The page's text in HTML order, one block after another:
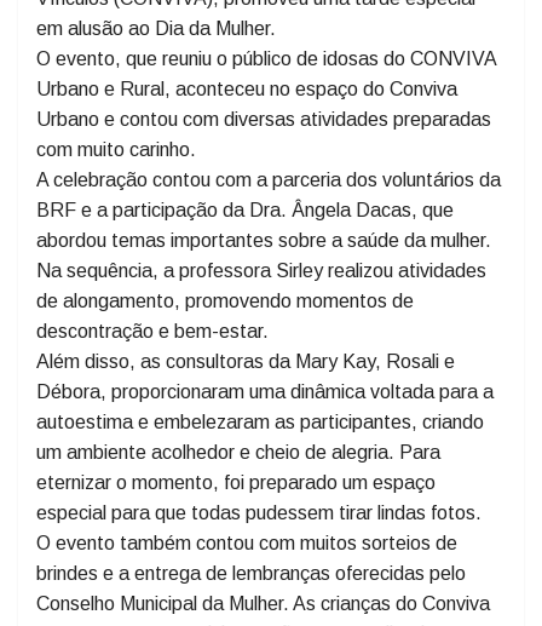
Nesta quarta-feira (12), o CRAS de Capinzal, por meio
do Serviço de Convivência e Fortalecimento de
Vínculos (CONVIVA), promoveu uma tarde especial
em alusão ao Dia da Mulher.
O evento, que reuniu o público de idosas do CONVIVA
Urbano e Rural, aconteceu no espaço do Conviva
Urbano e contou com diversas atividades preparadas
com muito carinho.
A celebração contou com a parceria dos voluntários da
BRF e a participação da Dra. Ângela Dacas, que
abordou temas importantes sobre a saúde da mulher.
Na sequência, a professora Sirley realizou atividades
de alongamento, promovendo momentos de
descontração e bem-estar.
Além disso, as consultoras da Mary Kay, Rosali e
Débora, proporcionaram uma dinâmica voltada para a
autoestima e embelezaram as participantes, criando
um ambiente acolhedor e cheio de alegria. Para
eternizar o momento, foi preparado um espaço
especial para que todas pudessem tirar lindas fotos.